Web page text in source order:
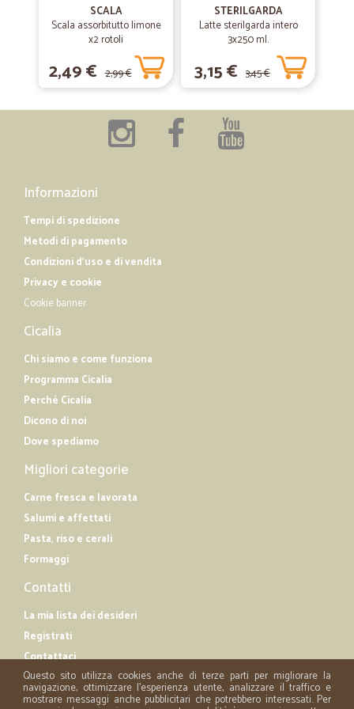
Buongiorno per i prodotti nulla da dire anzi molto forniti....ma chi è alla
preparazione pacchi dovrebbe fare attenzione arrivano che sono tutto
rotti flaconi alla rovescia una cosa orrenda.
Il sito è intuitivo e chiaro
Il sito è intuitivo e chiaro. Le spedizioni rispettano i tempi indicati. I
SCALA
Scala assorbitutto limone
x2 rotoli
2,49 € 2,99 €
STERILGARDA
Latte sterilgarda intero
3x250 ml.
3,15 € 3,45 €
Informazioni
Tempi di spedizione
Metodi di pagamento
Condizioni d'uso e di vendita
Privacy e cookie
Cookie banner
Cicalia
Chi siamo e come funziona
Programma Cicalia
Perché Cicalia
Dicono di noi
Dove spediamo
Migliori categorie
Carne fresca e lavorata
Salumi e affettati
Pasta, riso e cerali
Formaggi
Contatti
La mia lista dei desideri
Registrati
Contattaci
Questo sito utilizza cookies anche di terze parti per migliorare la
navigazione, ottimizzare l'esperienza utente, analizzare il traffico e
mostrare messaggi anche pubblicitari che potrebbero interessati. Per